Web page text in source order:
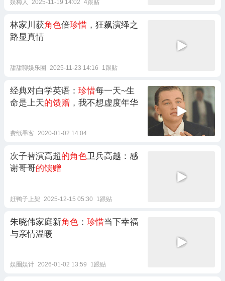
娱梅人 2025-11-19 14:02 4跟贴
林家川获角色倍珍惜 ，狂飙演绎之
路显真情
甜甜聊娱乐圈 2025-11-23 14:16 1跟贴
经典对白学英语： 珍惜每一天~生
命是上天的馈赠 ，我不想虚度年华
费纸墨客 2020-01-02 14:04
次子替演高超的角色卫兵高越：感
谢哥哥的馈赠
赶鸭子上架 2025-12-15 05:30 1跟贴
朱晓伟家庭新角色 ： 珍惜当下幸福
与亲情温暖
娱圈娱计 2026-01-02 13:59 1跟贴